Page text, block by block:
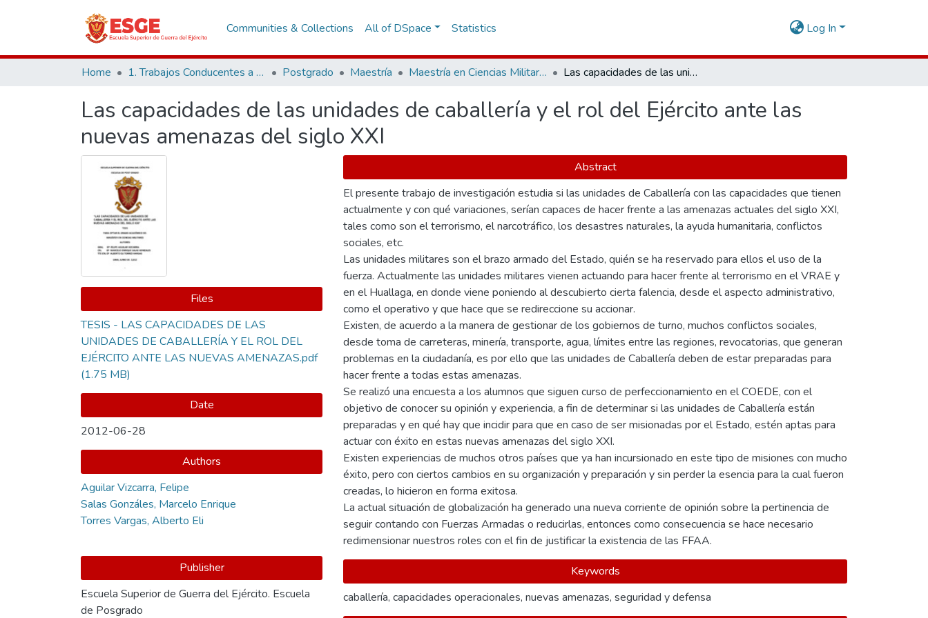
Communities & Collections All of DSpace Statistics Log In
Home 1. Trabajos Conducentes a Grados y Títulos Postgrado Maestría Maestría en Ciencias Militares Las capacidades de las unidades de caballería y el rol del Ejército ante las nuevas amenazas del siglo XXI
Las capacidades de las unidades de caballería y el rol del Ejército ante las
nuevas amenazas del siglo XXI
Files
TESIS - LAS CAPACIDADES DE LAS
UNIDADES DE CABALLERÍA Y EL ROL DEL
EJÉRCITO ANTE LAS NUEVAS AMENAZAS.pdf
(1.75 MB)
Date
2012-06-28
Authors
Aguilar Vizcarra, Felipe
Salas Gonzáles, Marcelo Enrique
Torres Vargas, Alberto Eli
Publisher
Escuela Superior de Guerra del Ejército. Escuela
de Posgrado
Abstract
El presente trabajo de investigación estudia si las unidades de Caballería con las capacidades que tienen
actualmente y con qué variaciones, serían capaces de hacer frente a las amenazas actuales del siglo XXI,
tales como son el terrorismo, el narcotráfico, los desastres naturales, la ayuda humanitaria, conflictos
sociales, etc.
Las unidades militares son el brazo armado del Estado, quién se ha reservado para ellos el uso de la
fuerza. Actualmente las unidades militares vienen actuando para hacer frente al terrorismo en el VRAE y
en el Huallaga, en donde viene poniendo al descubierto cierta falencia, desde el aspecto administrativo,
como el operativo y que hace que se redireccione su accionar.
Existen, de acuerdo a la manera de gestionar de los gobiernos de turno, muchos conflictos sociales,
desde toma de carreteras, minería, transporte, agua, límites entre las regiones, revocatorias, que generan
problemas en la ciudadanía, es por ello que las unidades de Caballería deben de estar preparadas para
hacer frente a todas estas amenazas.
Se realizó una encuesta a los alumnos que siguen curso de perfeccionamiento en el COEDE, con el
objetivo de conocer su opinión y experiencia, a fin de determinar si las unidades de Caballería están
preparadas y en qué hay que incidir para que en caso de ser misionadas por el Estado, estén aptas para
actuar con éxito en estas nuevas amenazas del siglo XXI.
Existen experiencias de muchos otros países que ya han incursionado en este tipo de misiones con mucho
éxito, pero con ciertos cambios en su organización y preparación y sin perder la esencia para la cual fueron
creadas, lo hicieron en forma exitosa.
La actual situación de globalización ha generado una nueva corriente de opinión sobre la pertinencia de
seguir contando con Fuerzas Armadas o reducirlas, entonces como consecuencia se hace necesario
redimensionar nuestros roles con el fin de justificar la existencia de las FFAA.
Keywords
caballería, capacidades operacionales, nuevas amenazas, seguridad y defensa